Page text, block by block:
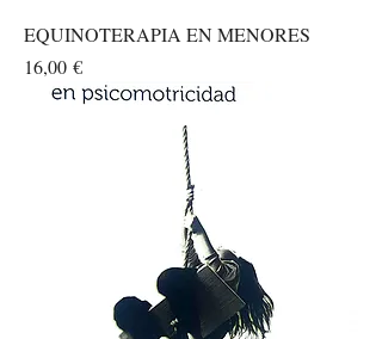
EQUINOTERAPIA EN MENORES
Prezzo
16,00 €